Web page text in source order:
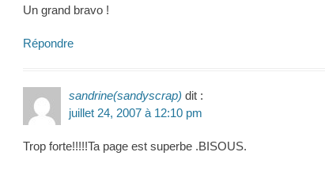
Un grand bravo !
Répondre
sandrine(sandyscrap) dit :
juillet 24, 2007 à 12:10 pm
Trop forte!!!!!Ta page est superbe .BISOUS.